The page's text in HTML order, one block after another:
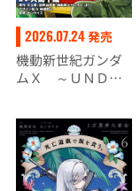
2026.07.24発売
機動新世紀ガンダ
ムＸ ～ＵＮＤＥ
～ （１）